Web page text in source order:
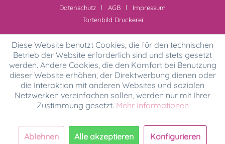
Datenschutz
AGB
Impressum
Tortenbild Druckerei
Diese Website benutzt Cookies, die für den technischen
Betrieb der Website erforderlich sind und stets gesetzt
werden. Andere Cookies, die den Komfort bei Benutzung
dieser Website erhöhen, der Direktwerbung dienen oder
die Interaktion mit anderen Websites und sozialen
Netzwerken vereinfachen sollen, werden nur mit Ihrer
Zustimmung gesetzt. Mehr Informationen
Ablehnen Alle akzeptieren Konfigurieren